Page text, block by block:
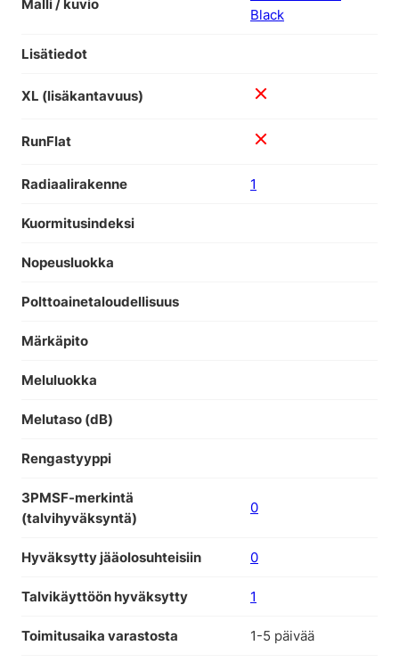
Malli / kuvio
Black
Lisätiedot
XL (lisäkantavuus)
RunFlat
Radiaalirakenne 1
Kuormitusindeksi
Nopeusluokka
Polttoainetaloudellisuus
Märkäpito
Meluluokka
Melutaso (dB)
Rengastyyppi
3PMSF-merkintä
(talvihyväksyntä)
0
Hyväksytty jääolosuhteisiin 0
Talvikäyttöön hyväksytty 1
Toimitusaika varastosta 1-5 päivää